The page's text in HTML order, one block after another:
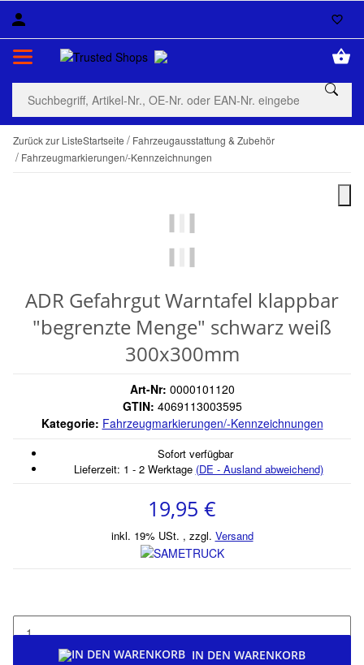
Zurück zur ListeStartseite
Fahrzeugausstattung & Zubehör
Fahrzeugmarkierungen/-Kennzeichnungen
ADR Gefahrgut Warntafel klappbar
"begrenzte Menge" schwarz weiß
300x300mm
Art-Nr: 0000101120
GTIN: 4069113003595
Kategorie: Fahrzeugmarkierungen/-Kennzeichnungen
Sofort verfügbar
Lieferzeit: 1 - 2 Werktage (DE - Ausland abweichend)
19,95 €
inkl. 19% USt. , zzgl. Versand
IN DEN WARENKORB